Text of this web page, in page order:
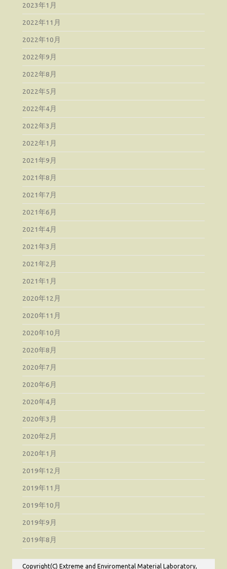
2023年1月
2022年11月
2022年10月
2022年9月
2022年8月
2022年5月
2022年4月
2022年3月
2022年1月
2021年9月
2021年8月
2021年7月
2021年6月
2021年4月
2021年3月
2021年2月
2021年1月
2020年12月
2020年11月
2020年10月
2020年8月
2020年7月
2020年6月
2020年4月
2020年3月
2020年2月
2020年1月
2019年12月
2019年11月
2019年10月
2019年9月
2019年8月
Copyright(C) Extreme and Enviromental Material Laboratory,